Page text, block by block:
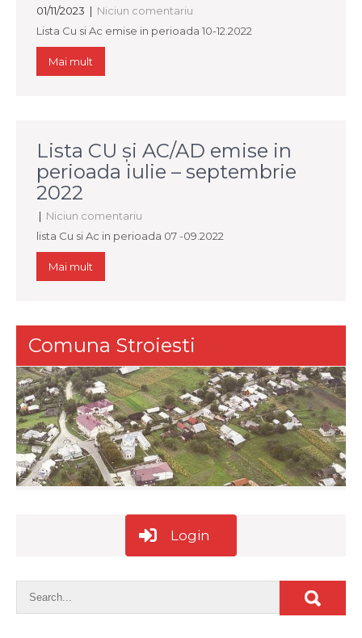
01/11/2023 | Niciun comentariu
Lista Cu si Ac emise in perioada 10-12.2022
Mai mult
Lista CU și AC/AD emise in
perioada iulie – septembrie
2022
| Niciun comentariu
lista Cu si Ac in perioada 07 -09.2022
Mai mult
Comuna Stroiesti
Login